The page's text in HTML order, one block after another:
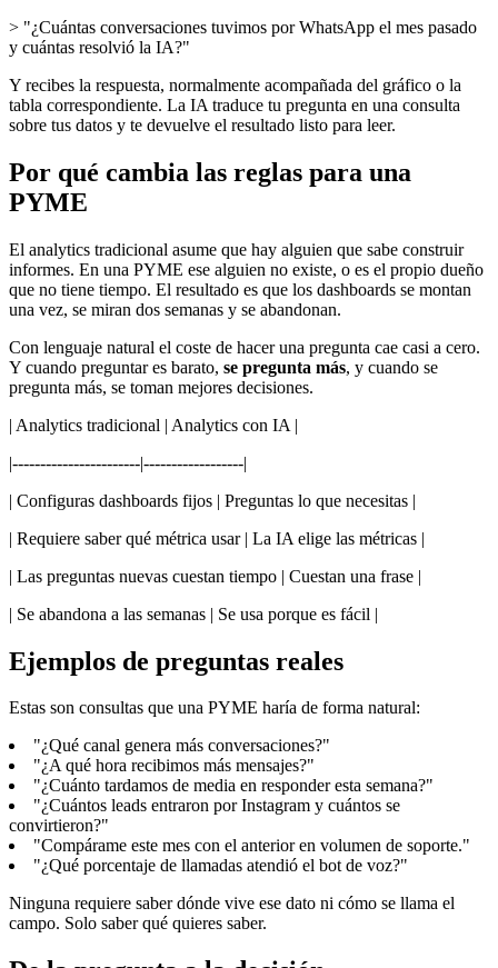
> "¿Cuántas conversaciones tuvimos por WhatsApp el mes pasado
y cuántas resolvió la IA?"
Y recibes la respuesta, normalmente acompañada del gráfico o la
tabla correspondiente. La IA traduce tu pregunta en una consulta
sobre tus datos y te devuelve el resultado listo para leer.
Por qué cambia las reglas para una
PYME
El analytics tradicional asume que hay alguien que sabe construir
informes. En una PYME ese alguien no existe, o es el propio dueño
que no tiene tiempo. El resultado es que los dashboards se montan
una vez, se miran dos semanas y se abandonan.
Con lenguaje natural el coste de hacer una pregunta cae casi a cero.
Y cuando preguntar es barato, se pregunta más, y cuando se
pregunta más, se toman mejores decisiones.
| Analytics tradicional | Analytics con IA |
|-----------------------|------------------|
| Configuras dashboards fijos | Preguntas lo que necesitas |
| Requiere saber qué métrica usar | La IA elige las métricas |
| Las preguntas nuevas cuestan tiempo | Cuestan una frase |
| Se abandona a las semanas | Se usa porque es fácil |
Ejemplos de preguntas reales
Estas son consultas que una PYME haría de forma natural:
"¿Qué canal genera más conversaciones?"
"¿A qué hora recibimos más mensajes?"
"¿Cuánto tardamos de media en responder esta semana?"
"¿Cuántos leads entraron por Instagram y cuántos se
convirtieron?"
"Compárame este mes con el anterior en volumen de soporte."
"¿Qué porcentaje de llamadas atendió el bot de voz?"
Ninguna requiere saber dónde vive ese dato ni cómo se llama el
campo. Solo saber qué quieres saber.